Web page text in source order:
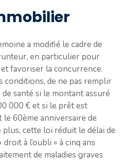
a modifié le cadre de
en particulier pour
favoriser la concurrence.
conditions, de ne pas remplir
santé si le montant assuré
000 € et si le prêt est
le 60ème anniversaire de
plus, cette loi réduit le délai de
à l’oubli » à cinq ans
de maladies graves